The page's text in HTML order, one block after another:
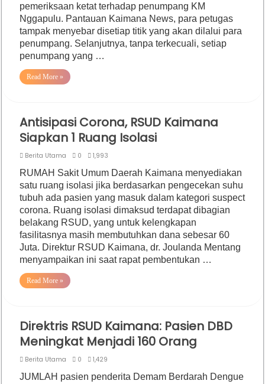
pemeriksaan ketat terhadap penumpang KM
Nggapulu. Pantauan Kaimana News, para petugas
tampak menyebar disetiap titik yang akan dilalui para
penumpang. Selanjutnya, tanpa terkecuali, setiap
penumpang yang …
Read More »
Antisipasi Corona, RSUD Kaimana
Siapkan 1 Ruang Isolasi
Berita Utama 0 1,993
RUMAH Sakit Umum Daerah Kaimana menyediakan
satu ruang isolasi jika berdasarkan pengecekan suhu
tubuh ada pasien yang masuk dalam kategori suspect
corona. Ruang isolasi dimaksud terdapat dibagian
belakang RSUD, yang untuk kelengkapan
fasilitasnya masih membutuhkan dana sebesar 60
Juta. Direktur RSUD Kaimana, dr. Joulanda Mentang
menyampaikan ini saat rapat pembentukan …
Read More »
Direktris RSUD Kaimana: Pasien DBD
Meningkat Menjadi 160 Orang
Berita Utama 0 1,429
JUMLAH pasien penderita Demam Berdarah Dengue